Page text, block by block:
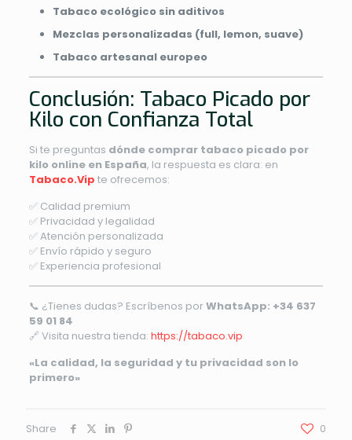
Tabaco ecológico sin aditivos
Mezclas personalizadas (full, lemon, suave)
Tabaco artesanal europeo
Conclusión: Tabaco Picado por
Kilo con Confianza Total
Si te preguntas dónde comprar tabaco picado por
kilo online en España, la respuesta es clara: en
Tabaco.Vip te ofrecemos:
✅ Calidad premium
✅ Privacidad y legalidad
✅ Atención personalizada
✅ Envío rápido y seguro
✅ Experiencia profesional
📞 ¿Tienes dudas? Escríbenos porWhatsApp: +34 637
59 01 84
🔗 Visita nuestra tienda: https://tabaco.vip
«La calidad, la seguridad y tu privacidad son lo
primero»
Share 0